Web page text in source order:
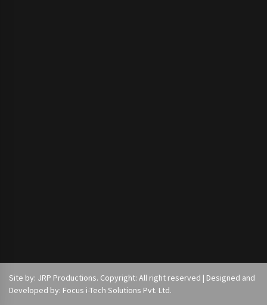
Site by: JRP Productions. Copyright: All right reserved | Designed and
Developed by: Focus i-Tech Solutions Pvt. Ltd.